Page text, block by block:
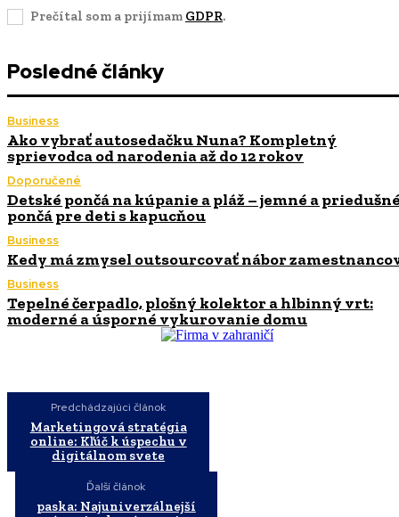
Prečítal som a prijímam GDPR.
Posledné články
Business
Ako vybrať autosedačku Nuna? Kompletný
sprievodca od narodenia až do 12 rokov
Doporučené
Detské pončá na kúpanie a pláž – jemné a
pončá pre deti s kapucňou
Business
Kedy má zmysel outsourcovať nábor
Business
Tepelné čerpadlo, plošný kolektor a hlbinný vrt:
moderné a úsporné vykurovanie domu
Predchádzajúci článok
Marketingová stratégia
online: Kľúč k úspechu v
digitálnom svete
Ďalší článok
paska: Najuniverzálnejší